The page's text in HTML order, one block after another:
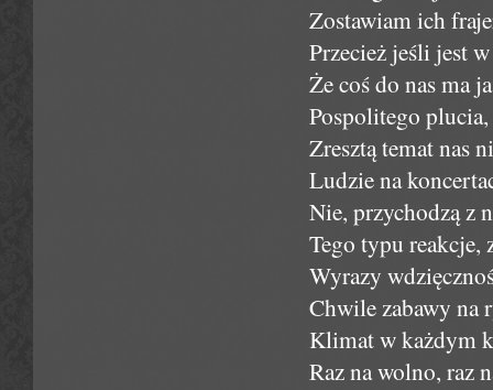
Zostawiam ich
Przecież jeśli jest
Że coś do nas ma
Pospolitego
Zresztą temat nas
Ludzie na
Nie, przychodzą z
Tego typu reakcje,
Wyrazy
Chwile zabawy na
Klimat w każdym
Raz na wolno, raz